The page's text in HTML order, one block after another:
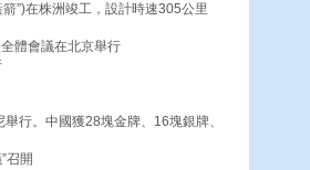
”)在株洲竣工，設計時速305公里
體會議在北京舉行
行。中國獲28塊金牌、16塊銀牌、
召開